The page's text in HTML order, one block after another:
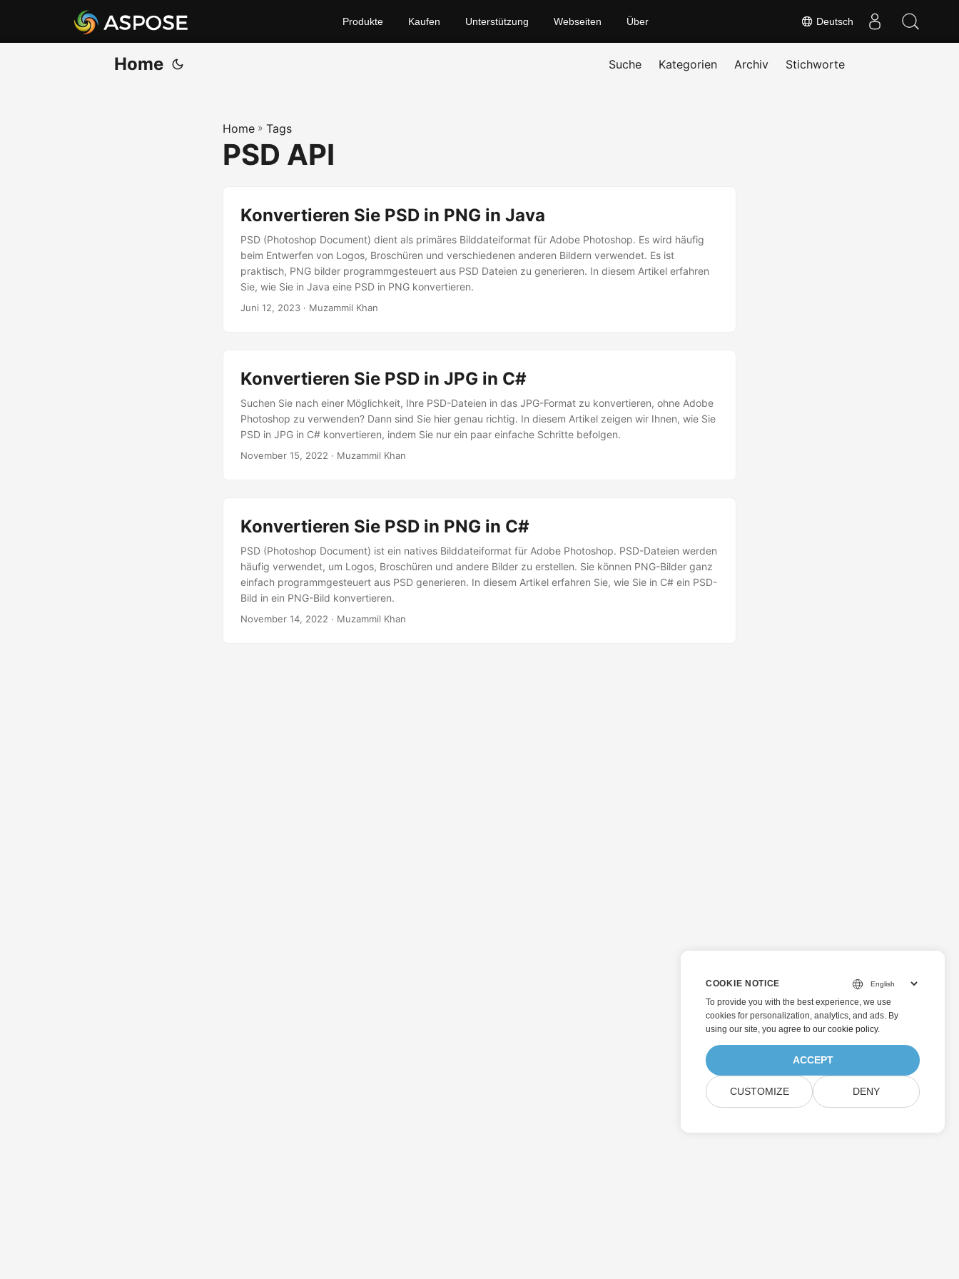
Deutsch
Produkte Kaufen Unterstützung Webseiten Über
Home Suche Kategorien Archiv Stichworte
Home » Tags
PSD API
Konvertieren Sie PSD in PNG in Java
PSD (Photoshop Document) dient als primäres Bilddateiformat für Adobe Photoshop. Es wird häufig
beim Entwerfen von Logos, Broschüren und verschiedenen anderen Bildern verwendet. Es ist
praktisch, PNG bilder programmgesteuert aus PSD Dateien zu generieren. In diesem Artikel erfahren
Sie, wie Sie in Java eine PSD in PNG konvertieren.
Juni 12, 2023 · Muzammil Khan
Konvertieren Sie PSD in JPG in C#
Suchen Sie nach einer Möglichkeit, Ihre PSD-Dateien in das JPG-Format zu konvertieren, ohne Adobe
Photoshop zu verwenden? Dann sind Sie hier genau richtig. In diesem Artikel zeigen wir Ihnen, wie Sie
PSD in JPG in C# konvertieren, indem Sie nur ein paar einfache Schritte befolgen.
November 15, 2022 · Muzammil Khan
Konvertieren Sie PSD in PNG in C#
PSD (Photoshop Document) ist ein natives Bilddateiformat für Adobe Photoshop. PSD-Dateien werden
häufig verwendet, um Logos, Broschüren und andere Bilder zu erstellen. Sie können PNG-Bilder ganz
einfach programmgesteuert aus PSD generieren. In diesem Artikel erfahren Sie, wie Sie in C# ein PSD-
Bild in ein PNG-Bild konvertieren.
November 14, 2022 · Muzammil Khan
COOKIE NOTICE
To provide you with the best experience, we use
cookies for personalization, analytics, and ads. By
using our site, you agree to our cookie policy.
ACCEPT
CUSTOMIZE DENY